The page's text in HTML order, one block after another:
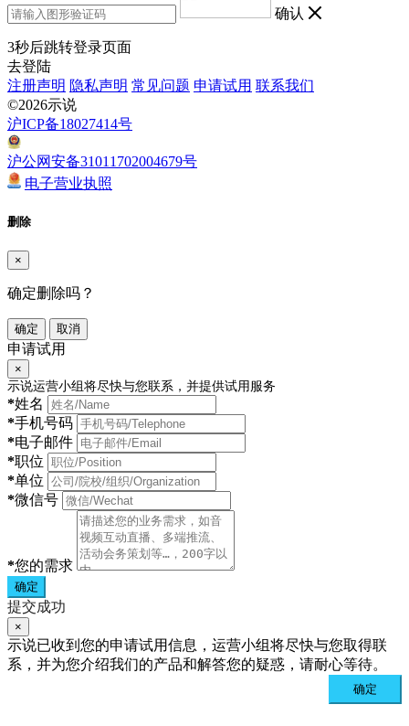
确认
3秒后跳转登录页面
去登陆
注册声明 隐私声明 常见问题 申请试用 联系我们
©2026示说
沪ICP备18027414号
沪公网安备31011702004679号
电子营业执照
删除
×
确定删除吗？
确定 取消
申请试用
×
示说运营小组将尽快与您联系，并提供试用服务
*姓名
*手机号码
*电子邮件
*职位
*单位
*微信号
*您的需求
确定
提交成功
×
示说已收到您的申请试用信息，运营小组将尽快与您取得联
系，并为您介绍我们的产品和解答您的疑惑，请耐心等待。
确定